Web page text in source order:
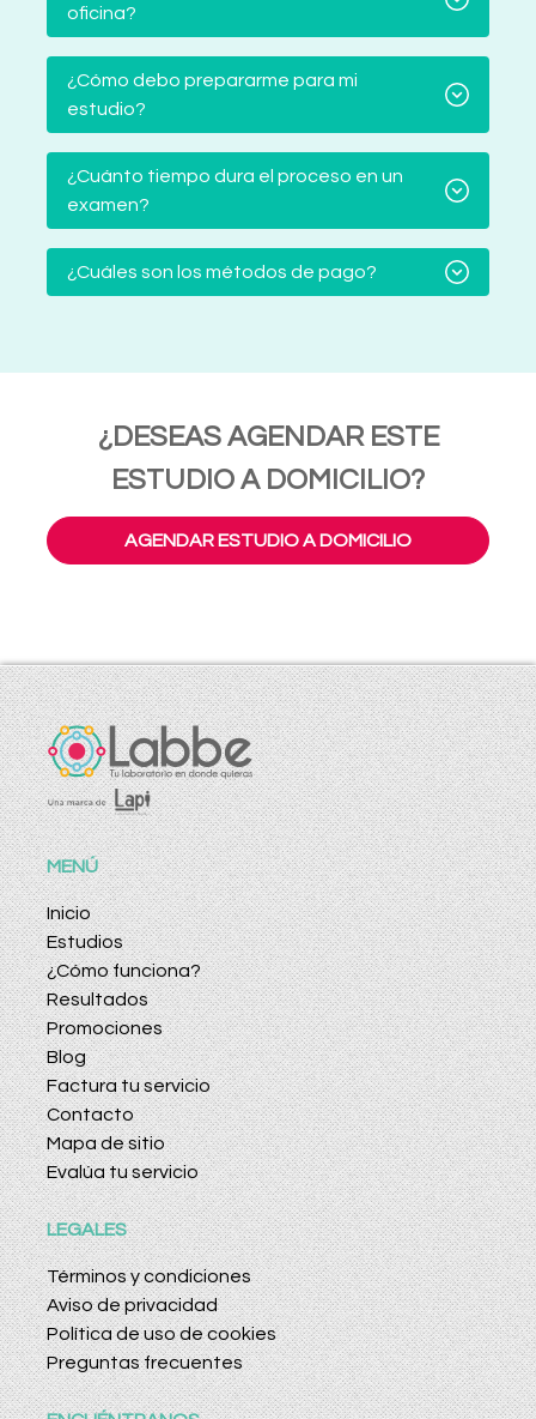
oficina?
¿Cómo debo prepararme para mi
estudio?
¿Cuánto tiempo dura el proceso en un
examen?
¿Cuáles son los métodos de pago?
¿DESEAS AGENDAR ESTE
ESTUDIO A DOMICILIO?
AGENDAR ESTUDIO A DOMICILIO
MENÚ
Inicio
Estudios
¿Cómo funciona?
Resultados
Promociones
Blog
Factura tu servicio
Contacto
Mapa de sitio
Evalúa tu servicio
LEGALES
Términos y condiciones
Aviso de privacidad
Política de uso de cookies
Preguntas frecuentes